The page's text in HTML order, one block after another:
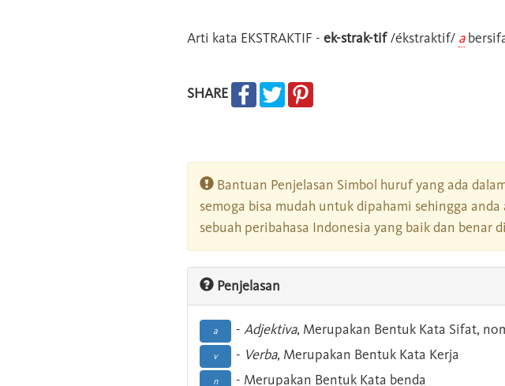
Arti kata EKSTRAKTIF - ek-strak-tif/ékstraktif/ a
SHARE
Bantuan Penjelasan Simbol huruf yang ada
semoga bisa mudah untuk dipahami sehingga
sebuah peribahasa Indonesia yang baik dan benar
Penjelasan
a - Adjektiva, Merupakan Bentuk Kata Sifat,
v - Verba, Merupakan Bentuk Kata Kerja
n - Merupakan Bentuk Kata benda